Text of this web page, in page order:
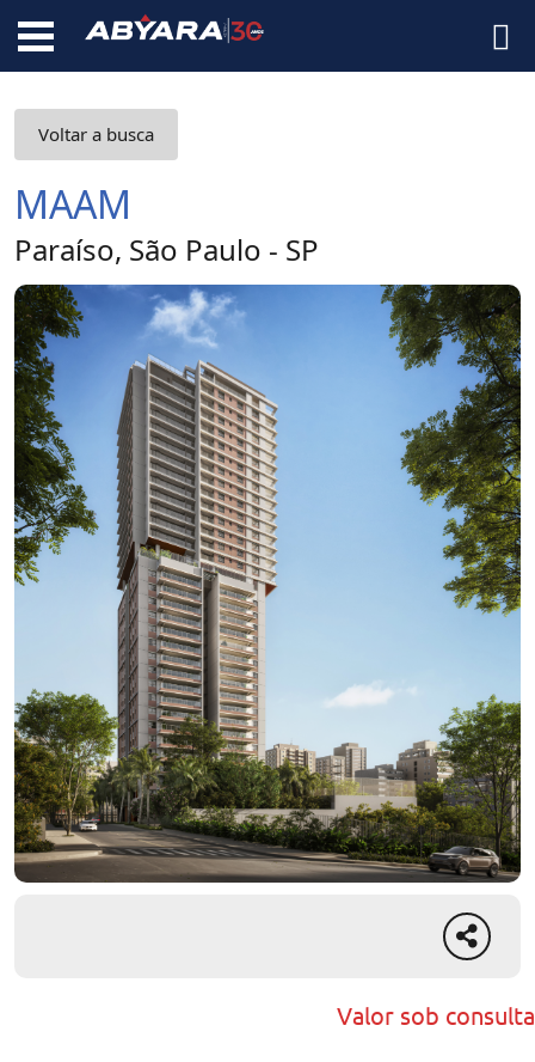
Voltar a busca
MAAM
Paraíso, São Paulo - SP
Valor sob consulta